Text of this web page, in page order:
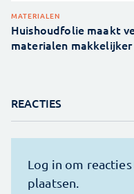
MATERIALEN
Huishoudfolie maakt
materialen makkelijker
REACTIES